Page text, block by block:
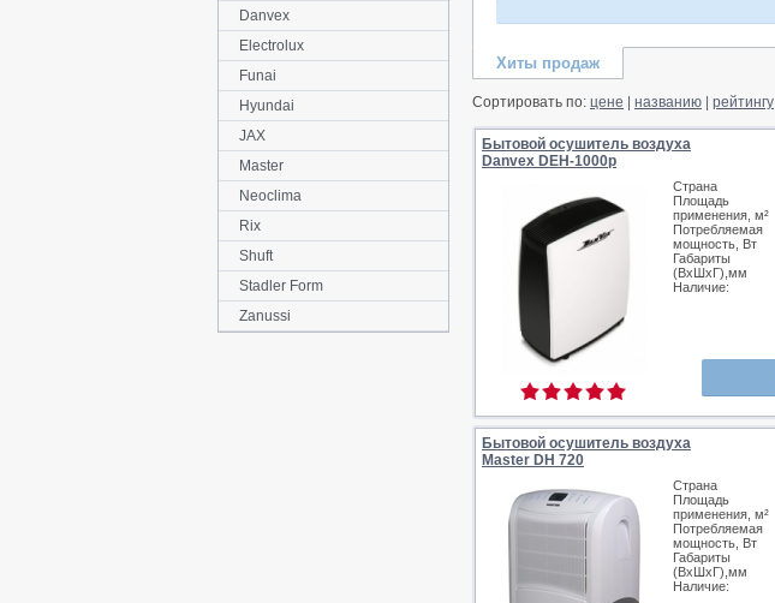
Хиты продаж
Сортировать по: цене названию рейтингу
Бытовой осушитель воздуха
Danvex DEH-1000p
Страна
Площадь
применения, м²
Потребляемая
мощность, Вт
Габариты
(ВхШхГ),мм
Наличие:
Бытовой осушитель воздуха
Master DH 720
Страна
Площадь
применения, м²
Потребляемая
мощность, Вт
Габариты
(ВхШхГ),мм
Наличие:
Danvex
Electrolux
Funai
Hyundai
JAX
Master
Neoclima
Rix
Shuft
Stadler Form
Zanussi